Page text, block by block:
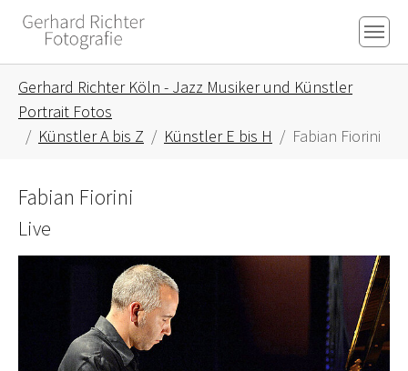
Skip to main content
Skip to page footer
Gerhard Richter Köln - Jazz Musiker und Künstler
Portrait Fotos
Künstler A bis Z
Künstler E bis H Fabian Fiorini
Fabian Fiorini
Live
Show larger version for: